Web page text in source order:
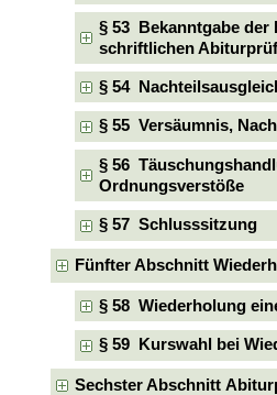
§ 53 Bekanntgabe der
schriftlichen
§ 54
§ 55 Versäumnis,
§ 56
Ordnungsverstöße
§ 57 Schlusssitzung
Fünfter Abschnitt
§ 58 Wiederholung
§ 59 Kurswahl bei
Sechster Abschnitt